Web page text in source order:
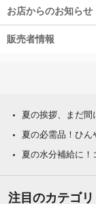
お店からのお知らせ
販売者情報
夏の挨拶、まだ間
夏の必需品！ひん
夏の水分補給に
注目のカテゴリ